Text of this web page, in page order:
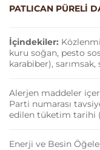
PATLICAN PÜRELİ
İçindekiler:
kuru soğan, pesto
karabiber),
Alerjen maddeler
Parti numarası
edilen tüketim tarihi
Enerji ve Besin